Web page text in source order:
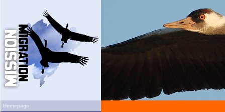
Homepage